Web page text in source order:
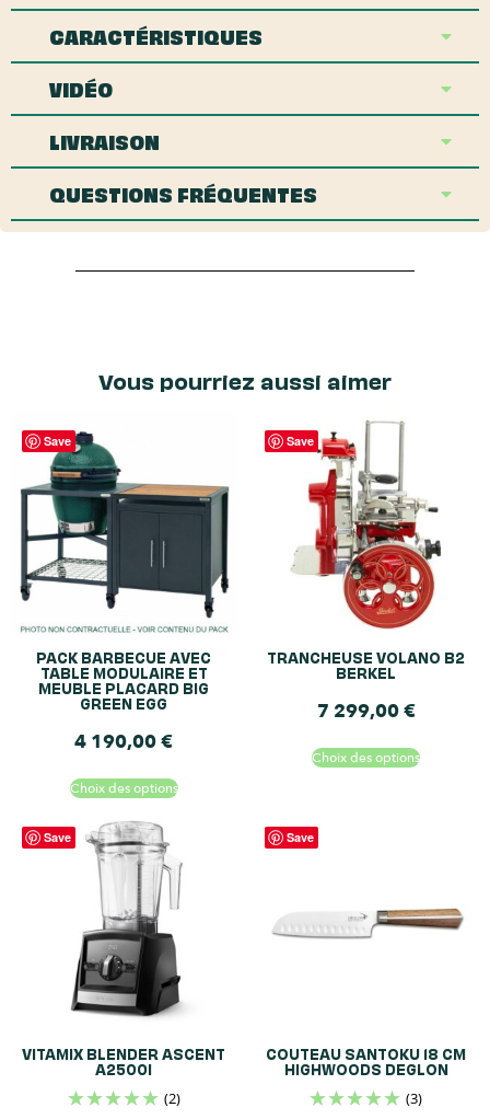
CARACTÉRISTIQUES
VIDÉO
LIVRAISON
QUESTIONS FRÉQUENTES
Vous pourriez aussi aimer
Save
PACK BARBECUE AVEC
TABLE MODULAIRE ET
MEUBLE PLACARD BIG
GREEN EGG
4 190,00€
Choix des options
Save
TRANCHEUSE VOLANO B2
BERKEL
7 299,00€
Choix des options
Save
VITAMIX BLENDER ASCENT
A2500I
(2)
Save
COUTEAU SANTOKU 18 CM
HIGHWOODS DEGLON
(3)